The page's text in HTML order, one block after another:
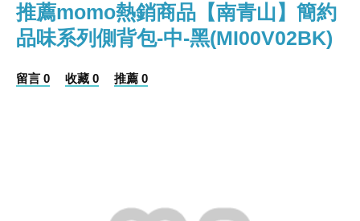
推薦momo熱銷商品【南青山】簡約
品味系列側背包-中-黑(MI00V02BK)
留言 0 收藏 0 推薦 0